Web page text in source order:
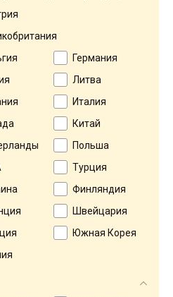
Германия
Литва
Италия
Китай
Польша
Турция
Финляндия
Швейцария
Южная Корея